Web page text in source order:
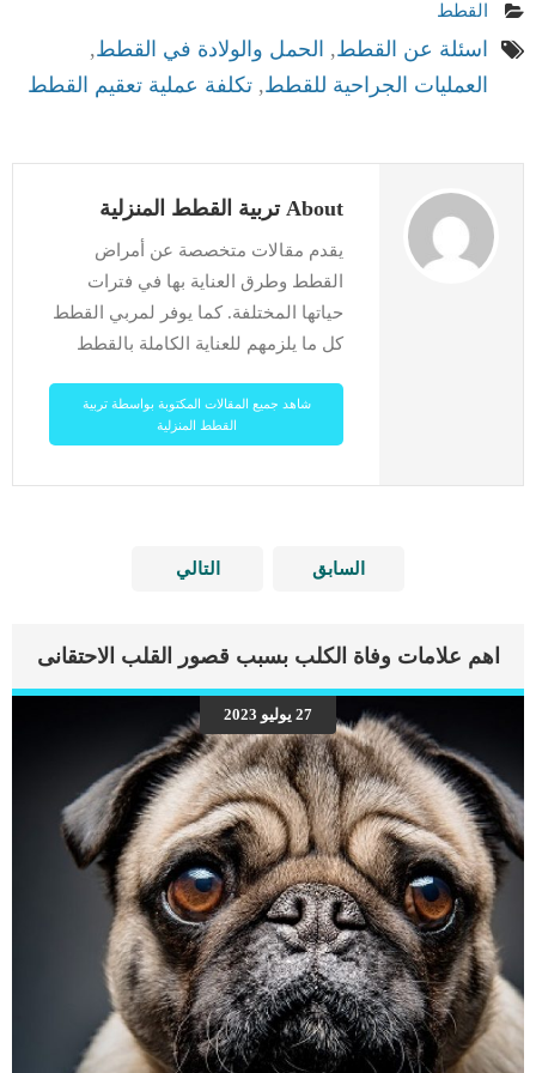
القطط
اسئلة عن القطط, الحمل والولادة في القطط,
العمليات الجراحية للقطط, تكلفة عملية تعقيم القطط
About تربية القطط المنزلية
يقدم مقالات متخصصة عن أمراض
القطط وطرق العناية بها في فترات
حياتها المختلفة. كما يوفر لمربي القطط
كل ما يلزمهم للعناية الكاملة بالقطط
شاهد جميع المقالات المكتوبة بواسطة تربية
القطط المنزلية
السابق التالي
اهم علامات وفاة الكلب بسبب قصور القلب الاحتقانى
27 يوليو 2023